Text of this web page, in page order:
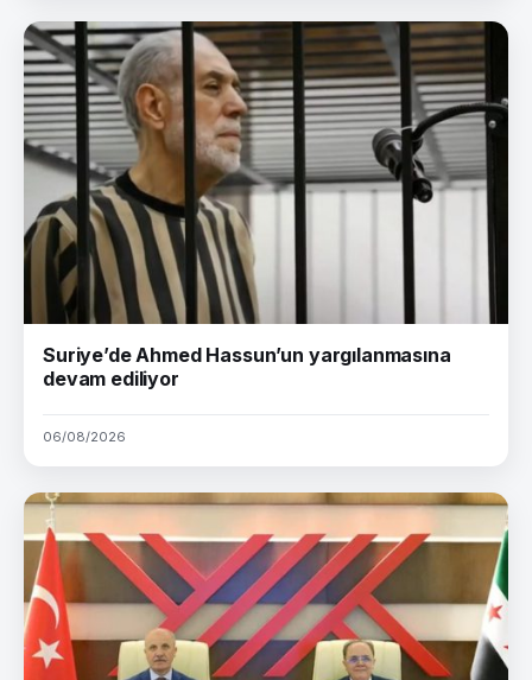
Suriye’de Ahmed Hassun’un yargılanmasına
devam ediliyor
06/08/2026